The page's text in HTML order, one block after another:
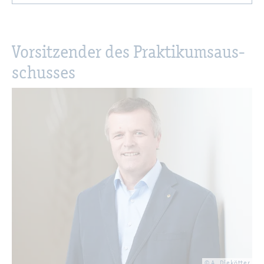
Vor­sit­zen­der des Prak­ti­kums­aus­
schus­ses